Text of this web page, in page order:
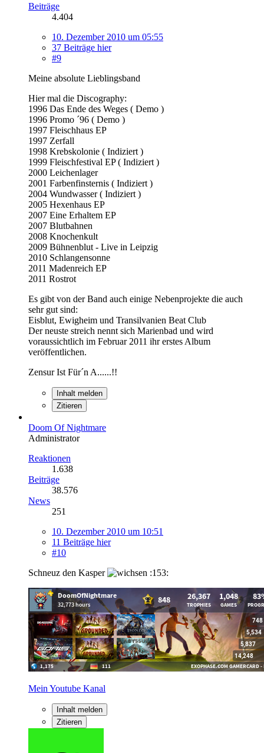
Beiträge
4.404
10. Dezember 2010 um 05:55
37 Beiträge hier
#9
Meine absolute Lieblingsband
Hier mal die Discography:
1996 Das Ende des Weges ( Demo )
1996 Promo ´96 ( Demo )
1997 Fleischhaus EP
1997 Zerfall
1998 Krebskolonie ( Indiziert )
1999 Fleischfestival EP ( Indiziert )
2000 Leichenlager
2001 Farbenfinsternis ( Indiziert )
2004 Wundwasser ( Indiziert )
2005 Hexenhaus EP
2007 Eine Erhaltem EP
2007 Blutbahnen
2008 Knochenkult
2009 Bühnenblut - Live in Leipzig
2010 Schlangensonne
2011 Madenreich EP
2011 Rostrot
Es gibt von der Band auch einige Nebenprojekte die auch
sehr gut sind:
Eisblut, Ewigheim und Transilvanien Beat Club
Der neuste streich nennt sich Marienbad und wird
voraussichtlich im Februar 2011 ihr erstes Album
veröffentlichen.
Zensur Ist Für´n A......!!
Inhalt melden
Zitieren
Doom Of Nightmare
Administrator
Reaktionen
1.638
Beiträge
38.576
News
251
10. Dezember 2010 um 10:51
11 Beiträge hier
#10
Schneuz den Kasper
:153:
Mein Youtube Kanal
Inhalt melden
Zitieren